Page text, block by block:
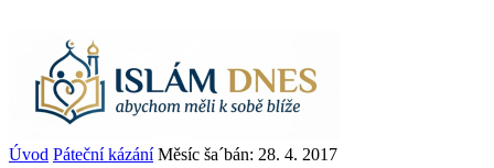
Úvod Páteční kázání Měsíc ša´bán: 28. 4. 2017